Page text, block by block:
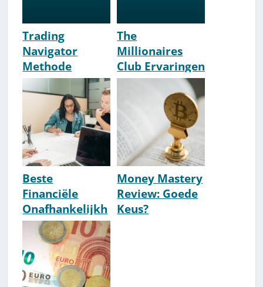
Trading
Navigator
Methode
Review &
Ervaringen
2026 [Harm Van
Wijk]
The
Millionaires
Club Ervaringen
& Review [Boef
& Vasco Rouw]
Beste
Financiële
Onafhankelijkh
eid-Experts
Nederland
[2026 Update]
Money Mastery
Review: Goede
Keus?